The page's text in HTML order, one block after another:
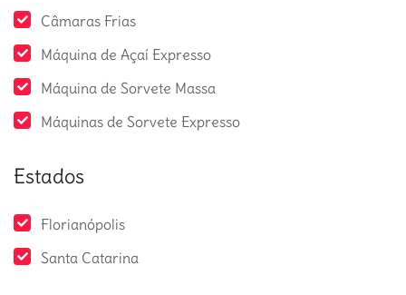
Câmaras Frias
Máquina de Açaí Expresso
Máquina de Sorvete Massa
Máquinas de Sorvete Expresso
Estados
Florianópolis
Santa Catarina